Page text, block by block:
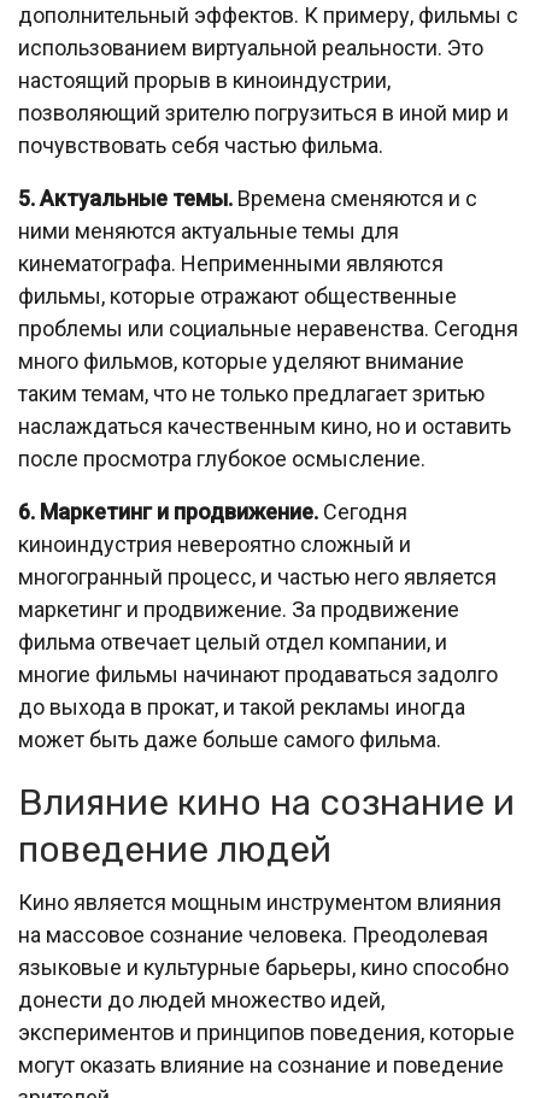
дополнительный эффектов. К примеру, фильмы с
использованием виртуальной реальности. Это
настоящий прорыв в киноиндустрии,
позволяющий зрителю погрузиться в иной мир и
почувствовать себя частью фильма.
5. Актуальные темы. Времена сменяются и с
ними меняются актуальные темы для
кинематографа. Неприменными являются
фильмы, которые отражают общественные
проблемы или социальные неравенства. Сегодня
много фильмов, которые уделяют внимание
таким темам, что не только предлагает зритью
наслаждаться качественным кино, но и оставить
после просмотра глубокое осмысление.
6. Маркетинг и продвижение. Сегодня
киноиндустрия невероятно сложный и
многогранный процесс, и частью него является
маркетинг и продвижение. За продвижение
фильма отвечает целый отдел компании, и
многие фильмы начинают продаваться задолго
до выхода в прокат, и такой рекламы иногда
может быть даже больше самого фильма.
Влияние кино на сознание и
поведение людей
Кино является мощным инструментом влияния
на массовое сознание человека. Преодолевая
языковые и культурные барьеры, кино способно
донести до людей множество идей,
экспериментов и принципов поведения, которые
могут оказать влияние на сознание и поведение